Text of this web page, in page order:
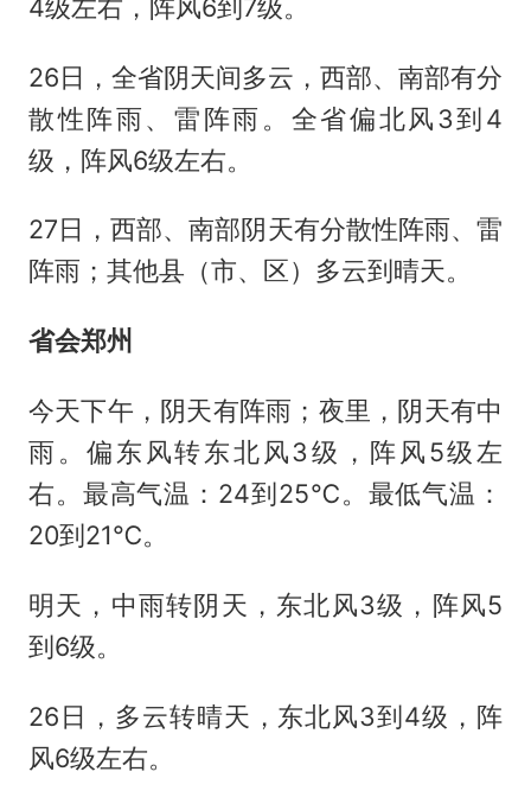
4级左右，阵风6到7级。
26日，全省阴天间多云，西部、南部有分
散性阵雨、雷阵雨。全省偏北风3到4
级，阵风6级左右。
27日，西部、南部阴天有分散性阵雨、雷
阵雨；其他县（市、区）多云到晴天。
省会郑州
今天下午，阴天有阵雨；夜里，阴天有中
雨。偏东风转东北风3级，阵风5级左
右。最高气温：24到25℃。最低气温：
20到21℃。
明天，中雨转阴天，东北风3级，阵风5
到6级。
26日，多云转晴天，东北风3到4级，阵
风6级左右。